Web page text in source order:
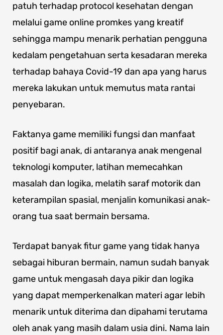
patuh terhadap protocol kesehatan dengan
melalui game online promkes yang kreatif
sehingga mampu menarik perhatian pengguna
kedalam pengetahuan serta kesadaran mereka
terhadap bahaya Covid-19 dan apa yang harus
mereka lakukan untuk memutus mata rantai
penyebaran.
Faktanya game memiliki fungsi dan manfaat
positif bagi anak, di antaranya anak mengenal
teknologi komputer, latihan memecahkan
masalah dan logika, melatih saraf motorik dan
keterampilan spasial, menjalin komunikasi anak-
orang tua saat bermain bersama.
Terdapat banyak fitur game yang tidak hanya
sebagai hiburan bermain, namun sudah banyak
game untuk mengasah daya pikir dan logika
yang dapat memperkenalkan materi agar lebih
menarik untuk diterima dan dipahami terutama
oleh anak yang masih dalam usia dini. Nama lain